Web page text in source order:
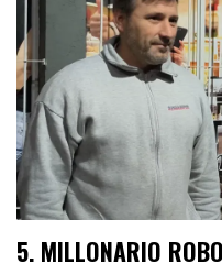
MILLONARIO